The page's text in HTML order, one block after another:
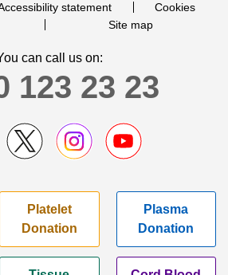
statement
Cookies
Site map
can call us on:
123 23 23
Platelet
Donation
Plasma
Donation